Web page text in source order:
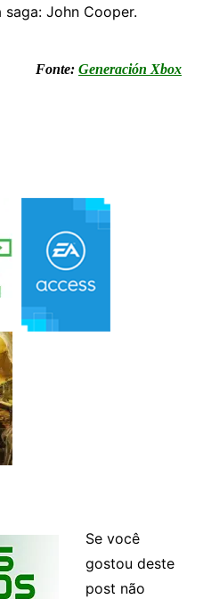
John Cooper.
Fonte:Generación Xbox
Se você
gostou deste
post não